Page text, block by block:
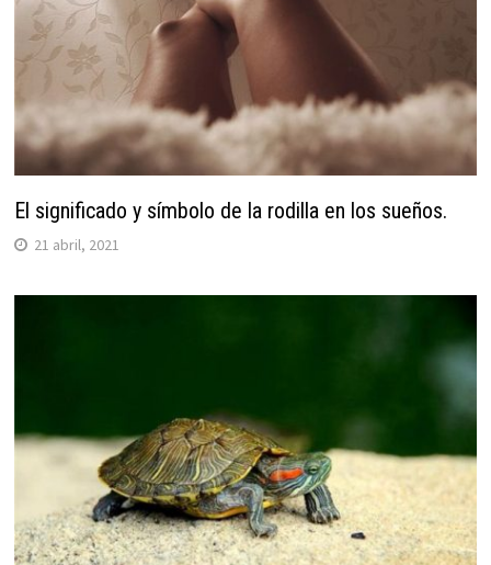
El significado y símbolo de la rodilla en los sueños.
21 abril, 2021